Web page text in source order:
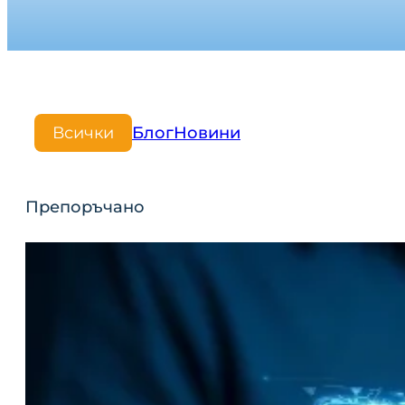
Всички БлогНовини
Препоръчано